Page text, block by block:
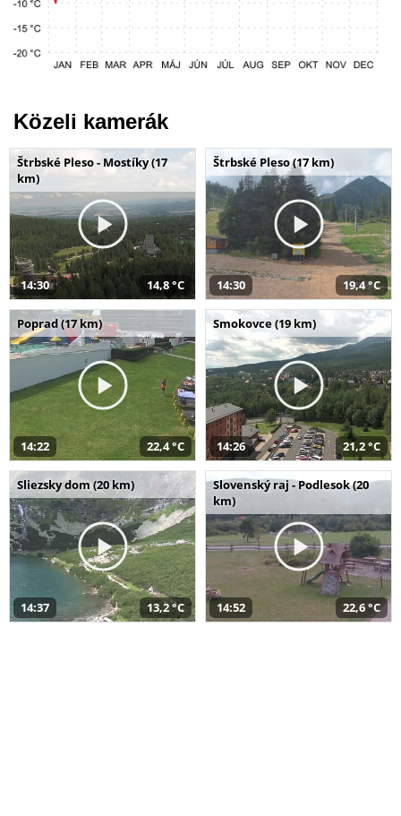
Közeli kamerák
Štrbské Pleso - Mostíky (17
km)
14:30 14,8 °C
Štrbské Pleso (17 km)
14:30 19,4 °C
Poprad (17 km)
14:22 22,4 °C
Smokovce (19 km)
14:26 21,2 °C
Sliezsky dom (20 km)
14:37 13,2 °C
Slovenský raj - Podlesok (20
km)
14:52 22,6 °C